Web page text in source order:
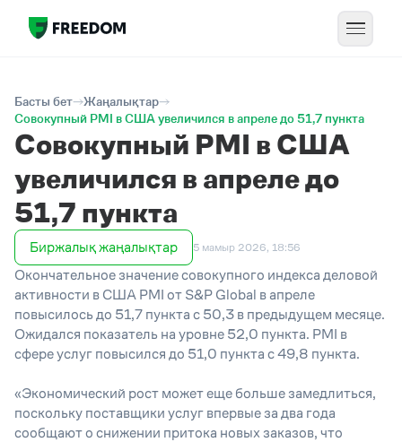
Басты бет
Жаңалықтар
Совокупный PMI в США увеличился в апреле до 51,7 пункта
Совокупный PMI в США
увеличился в апреле до
51,7 пункта
Биржалық жаңалықтар 5 мамыр 2026, 18:56
Окончательное значение совокупного индекса деловой
активности в США PMI от S&P Global в апреле
повысилось до 51,7 пункта с 50,3 в предыдущем месяце.
Ожидался показатель на уровне 52,0 пункта. PMI в
сфере услуг повысился до 51,0 пункта с 49,8 пункта.
«Экономический рост может еще больше замедлиться,
поскольку поставщики услуг впервые за два года
сообщают о снижении притока новых заказов, что